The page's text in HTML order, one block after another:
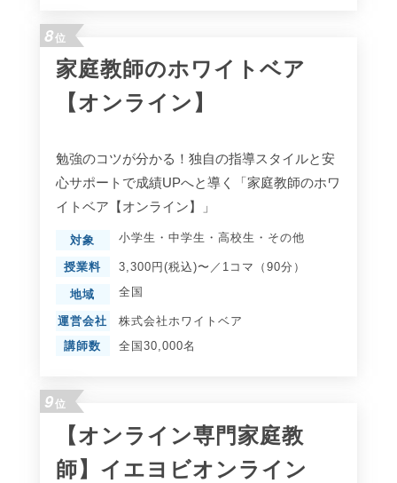
8位
家庭教師のホワイトベア
【オンライン】
勉強のコツが分かる！独自の指導スタイルと安
心サポートで成績UPへと導く「家庭教師のホワ
イトベア【オンライン】」
対象 小学生 ・ 中学生 ・ 高校生 ・ その他
授業料 3,300円(税込)〜／1コマ（90分）
地域 全国
運営会社
株式会社ホワイトベア
講師数
全国30,000名
9位
【オンライン専門家庭教
師】イエヨビオンライン